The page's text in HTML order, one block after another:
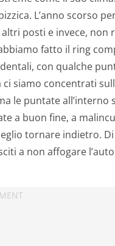
L’anno scorso
posti e invece, non
fatto il ring
con qualche
siamo concentrati
le puntate
a buon fine, a
tornare indietro.
a non affogare